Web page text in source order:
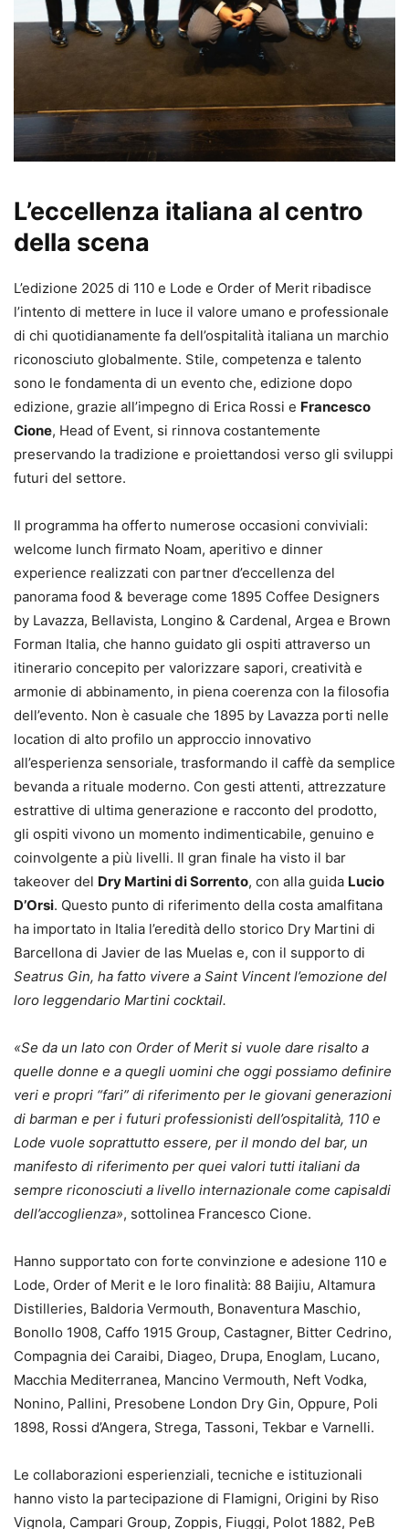
L’eccellenza italiana al centro
della scena
L’edizione 2025 di 110 e Lode e Order of Merit ribadisce
l’intento di mettere in luce il valore umano e professionale
di chi quotidianamente fa dell’ospitalità italiana un marchio
riconosciuto globalmente. Stile, competenza e talento
sono le fondamenta di un evento che, edizione dopo
edizione, grazie all’impegno di Erica Rossi e Francesco
Cione, Head of Event, si rinnova costantemente
preservando la tradizione e proiettandosi verso gli sviluppi
futuri del settore.
Il programma ha offerto numerose occasioni conviviali:
welcome lunch firmato Noam, aperitivo e dinner
experience realizzati con partner d’eccellenza del
panorama food & beverage come 1895 Coffee Designers
by Lavazza, Bellavista, Longino & Cardenal, Argea e Brown
Forman Italia, che hanno guidato gli ospiti attraverso un
itinerario concepito per valorizzare sapori, creatività e
armonie di abbinamento, in piena coerenza con la filosofia
dell’evento. Non è casuale che 1895 by Lavazza porti nelle
location di alto profilo un approccio innovativo
all’esperienza sensoriale, trasformando il caffè da semplice
bevanda a rituale moderno. Con gesti attenti, attrezzature
estrattive di ultima generazione e racconto del prodotto,
gli ospiti vivono un momento indimenticabile, genuino e
coinvolgente a più livelli. Il gran finale ha visto il bar
takeover del Dry Martini di Sorrento, con alla guida Lucio
D’Orsi. Questo punto di riferimento della costa amalfitana
ha importato in Italia l’eredità dello storico Dry Martini di
Barcellona di Javier de las Muelas e, con il supporto di
Seatrus Gin, ha fatto vivere a Saint Vincent l’emozione del
loro leggendario Martini cocktail.
«Se da un lato con Order of Merit si vuole dare risalto a
quelle donne e a quegli uomini che oggi possiamo definire
veri e propri “fari” di riferimento per le giovani generazioni
di barman e per i futuri professionisti dell’ospitalità, 110 e
Lode vuole soprattutto essere, per il mondo del bar, un
manifesto di riferimento per quei valori tutti italiani da
sempre riconosciuti a livello internazionale come capisaldi
dell’accoglienza», sottolinea Francesco Cione.
Hanno supportato con forte convinzione e adesione 110 e
Lode, Order of Merit e le loro finalità: 88 Baijiu, Altamura
Distilleries, Baldoria Vermouth, Bonaventura Maschio,
Bonollo 1908, Caffo 1915 Group, Castagner, Bitter Cedrino,
Compagnia dei Caraibi, Diageo, Drupa, Enoglam, Lucano,
Macchia Mediterranea, Mancino Vermouth, Neft Vodka,
Nonino, Pallini, Presobene London Dry Gin, Oppure, Poli
1898, Rossi d’Angera, Strega, Tassoni, Tekbar e Varnelli.
Le collaborazioni esperienziali, tecniche e istituzionali
hanno visto la partecipazione di Flamigni, Origini by Riso
Vignola, Campari Group, Zoppis, Fiuggi, Polot 1882, PeB